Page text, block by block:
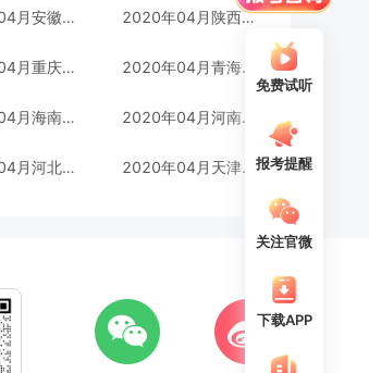
2020年04月安徽成绩查询入口 2020年04月陕西成绩查询入口
2020年04月重庆成绩查询入口 2020年04月青海成绩查询入口
2020年04月海南成绩查询入口 2020年04月河南成绩查询入口
2020年04月河北成绩查询入口 2020年04月天津成绩查询入口
免费试听
报考提醒
关注官微
下载APP